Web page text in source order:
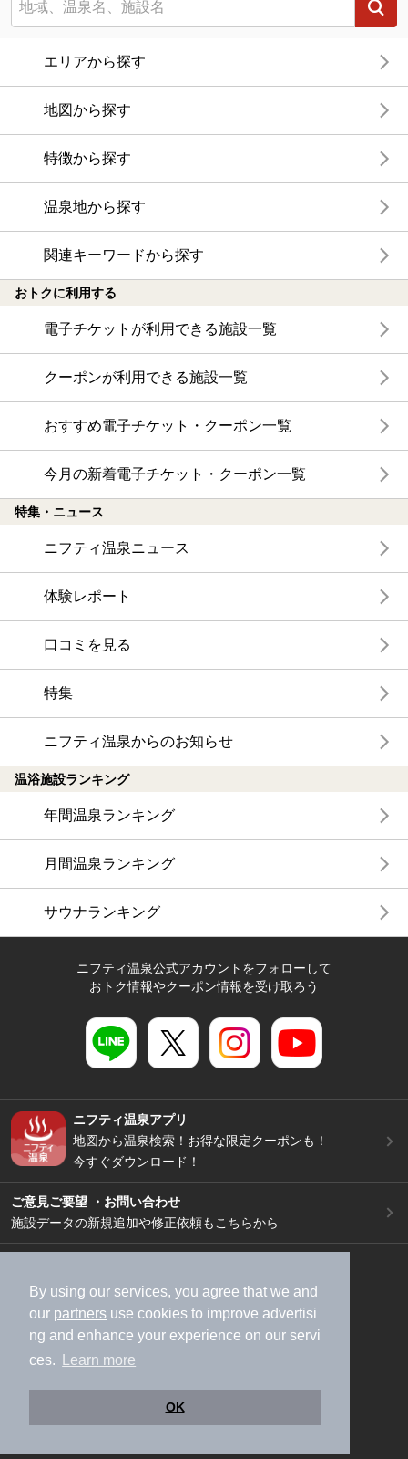
By using our services, you agree that we and
our partners use cookies to improve advertisi
ng and enhance your experience on our servi
ces.
Learn more
OK
エリアから探す
地図から探す
特徴から探す
温泉地から探す
関連キーワードから探す
おトクに利用する
電子チケットが利用できる施設一覧
クーポンが利用できる施設一覧
おすすめ電子チケット・クーポン一覧
今月の新着電子チケット・クーポン一覧
特集・ニュース
ニフティ温泉ニュース
体験レポート
口コミを見る
特集
ニフティ温泉からのお知らせ
温浴施設ランキング
年間温泉ランキング
月間温泉ランキング
サウナランキング
ニフティ温泉公式アカウントをフォローして
おトク情報やクーポン情報を受け取ろう
ニフティ温泉アプリ
地図から温泉検索！お得な限定クーポンも！
今すぐダウンロード！
ご意見ご要望 ・お問い合わせ
施設データの新規追加や修正依頼もこちらから
加盟店募集（資料請求）
広告出稿のご案内
利用規約
ライフスタイルMEMBERS+規約
特定商取引法に基づく表記
ヘルプ
採用情報
運営会社